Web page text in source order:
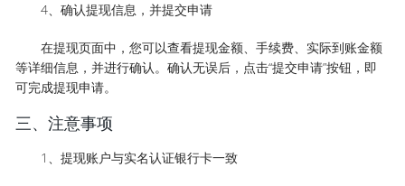
4、确认提现信息，并提交申请
在提现页面中，您可以查看提现金额、手续费、实际到账金额
等详细信息，并进行确认。确认无误后，点击“提交申请”按钮，即
可完成提现申请。
三、注意事项
1、提现账户与实名认证银行卡一致